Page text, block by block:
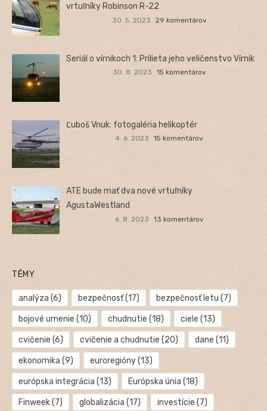
vrtuľníky Robinson R-22
30. 5. 2023 29 komentárov
Seriál o vírnikoch 1: Prilieta jeho veličenstvo Vírnik
30. 8. 2023 15 komentárov
Ľuboš Vnuk: fotogaléria helikoptér
4. 6. 2023 15 komentárov
ATE bude mať dva nové vrtuľníky
AgustaWestland
6. 8. 2023 13 komentárov
TÉMY
analýza (6) bezpečnosť(17) bezpečnosť letu (7)
bojové umenie (10) chudnutie (18) ciele (13)
cvičenie (6) cvičenie a chudnutie (20) dane (11)
ekonomika (9) euroregióny(13)
európska integrácia (13) Európska únia (18)
Finweek(7) globalizácia (17) investície (7)